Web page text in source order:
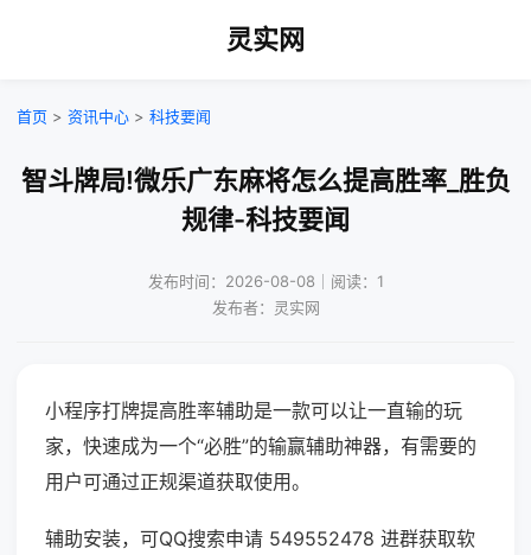
灵实网
首页 > 资讯中心 > 科技要闻
智斗牌局!微乐广东麻将怎么提高胜率_胜负
规律-科技要闻
发布时间：2026-08-08｜阅读：1
发布者：灵实网
小程序打牌提高胜率辅助是一款可以让一直输的玩
家，快速成为一个“必胜”的输赢辅助神器，有需要的
用户可通过正规渠道获取使用。
辅助安装，可QQ搜索申请 549552478 进群获取软